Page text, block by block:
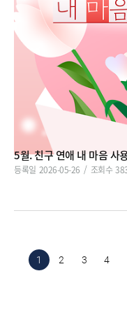
5월. 친구 연애 내 마음 사
등록일 2026-05-26 조회수
1 2 3 4